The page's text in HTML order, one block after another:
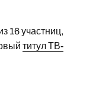
16 участниц,
титул ТВ-